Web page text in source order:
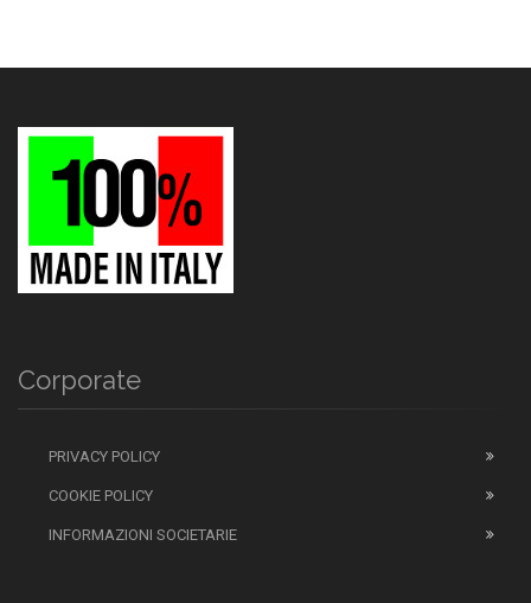
Corporate
PRIVACY POLICY
COOKIE POLICY
INFORMAZIONI SOCIETARIE